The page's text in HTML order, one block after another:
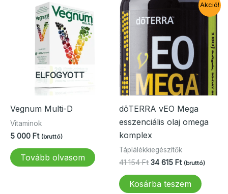
ELFOGYOTT
Vegnum Multi-D
Vitaminok
5 000 Ft (bruttó)
Tovább olvasom
Akció!
dōTERRA vEO Mega
esszenciális olaj omega
komplex
Táplálékkiegészítők
41 154Ft Original
was:
41
34 615 FtCurrent
34
(bruttó)
Kosárba teszem